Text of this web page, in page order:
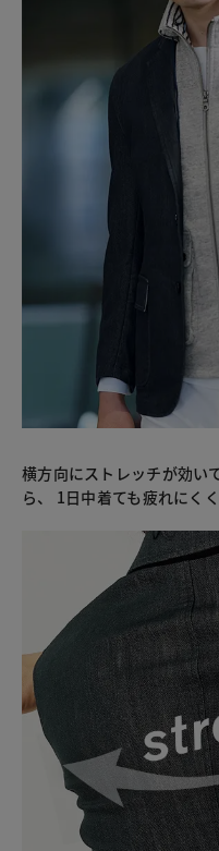
横方向にストレッチが効い
ら、 1日中着ても疲れにく